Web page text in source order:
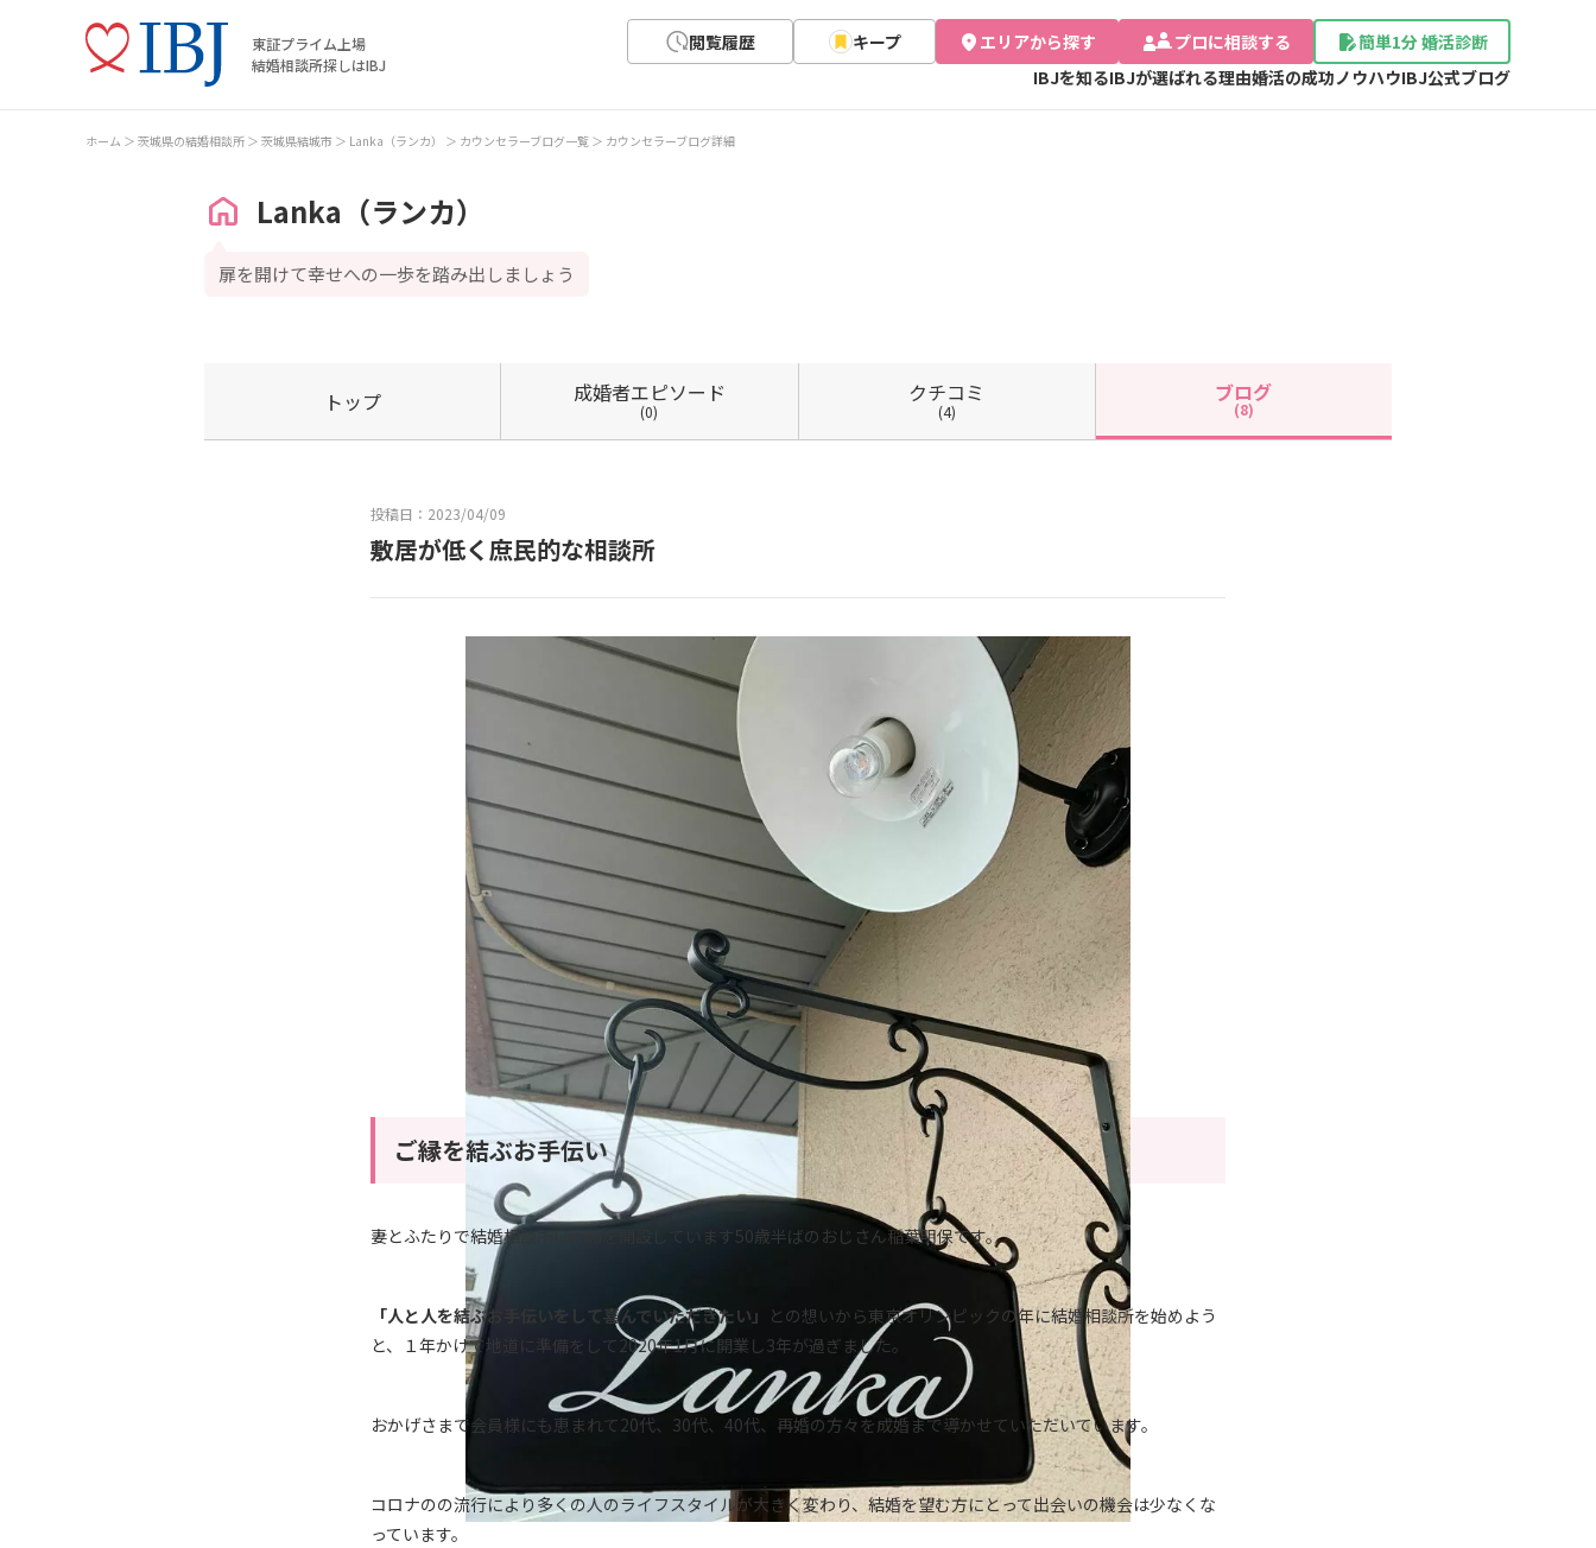
東証プライム上場
結婚相談所探しはIBJ
閲覧履歴 キープ エリアから探す プロに相談する
簡単1分 婚活診断
IBJを知るIBJが選ばれる理由婚活の成功ノウハウIBJ公式ブログ
ホーム 茨城県の結婚相談所 茨城県結城市 Lanka（ランカ） カウンセラーブログ一覧 カウンセラーブログ詳細
Lanka（ランカ）
扉を開けて幸せへの一歩を踏み出しましょう
トップ 成婚者エピソード
(0)
クチコミ
(4)
ブログ
(8)
投稿日：2023/04/09
敷居が低く庶民的な相談所
ご縁を結ぶお手伝い
妻とふたりで結婚相談所Lankaを開設しています50歳半ばのおじさん稲葉明保です。
「人と人を結ぶお手伝いをして喜んでいただきたい」 との想いから東京オリンピックの年に結婚相談所を始めよう
と、１年かけて地道に準備をして2020年1月に開業し3年が過ぎました。
おかげさまで会員様にも恵まれて20代、30代、40代、再婚の方々を成婚まで導かせていただいています。
コロナのの流行により多くの人のライフスタイルが大きく変わり、結婚を望む方にとって出会いの機会は少なくな
っています。